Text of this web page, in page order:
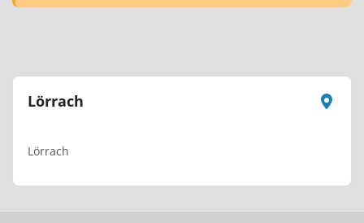
Lörrach
Lörrach